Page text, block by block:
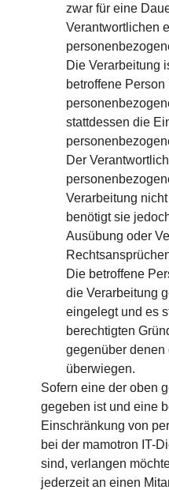
zwar für eine
Verantwortlichen
Die Verarbeitung
betroffene
stattdessen die
Der
Verarbeitung
benötigt sie
Ausübung oder
Die betroffene
die Verarbeitung
eingelegt und es
berechtigten
gegenüber denen
überwiegen.
Sofern eine der oben
gegeben ist und eine
Einschränkung von
bei der mamotron IT-
sind, verlangen
jederzeit an einen